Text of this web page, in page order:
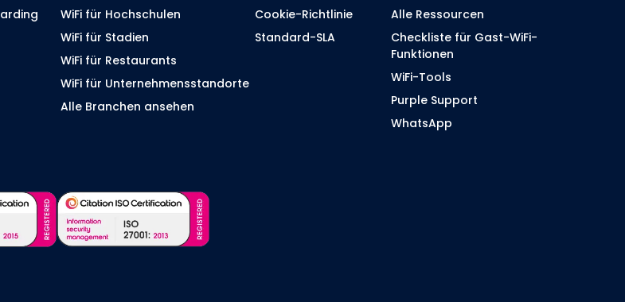
WiFi für Hochschulen
WiFi für Stadien
WiFi für Restaurants
WiFi für Unternehmensstandorte
Alle Branchen ansehen
Cookie-Richtlinie
Standard-SLA
Alle Ressourcen
Checkliste für Gast-WiFi-
Funktionen
WiFi-Tools
Purple Support
WhatsApp